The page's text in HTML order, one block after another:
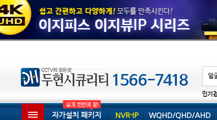
인기
자가설치 패키지 NVR-IP WQHD/QHD/AHD